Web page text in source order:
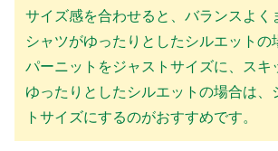
サイズ感を合わせると、バランスよく
シャツがゆったりとしたシルエットの
パーニットをジャストサイズに、スキ
ゆったりとしたシルエットの場合は、
トサイズにするのがおすすめです。